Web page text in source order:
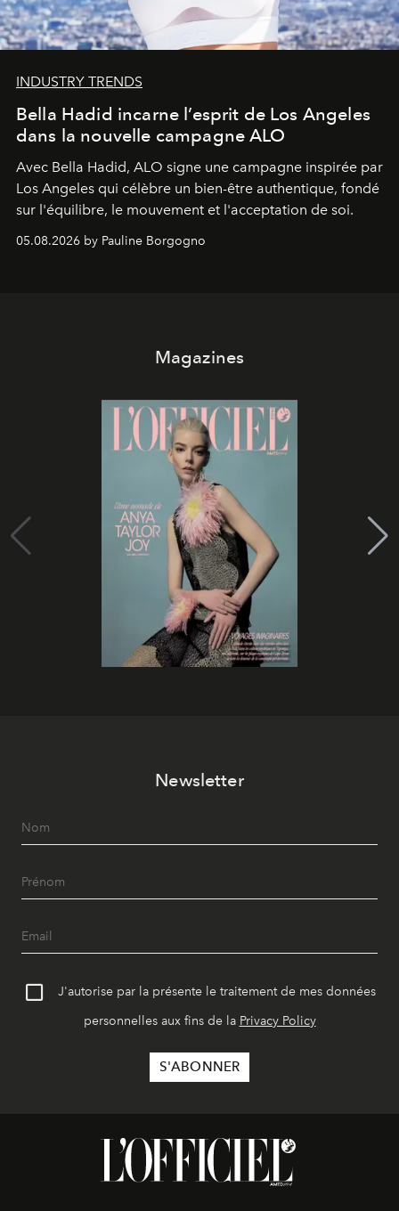
INDUSTRY TRENDS
Bella Hadid incarne l’esprit de Los Angeles
dans la nouvelle campagne ALO
Avec Bella Hadid, ALO signe une campagne inspirée par
Los Angeles qui célèbre un bien-être authentique, fondé
sur l'équilibre, le mouvement et l'acceptation de soi.
05.08.2026 by Pauline Borgogno
Magazines
Newsletter
J'autorise par la présente le traitement de mes données
personnelles aux fins de la Privacy Policy